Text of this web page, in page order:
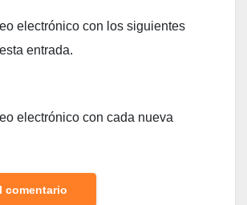
electrónico con los siguientes
entrada.
electrónico con cada nueva